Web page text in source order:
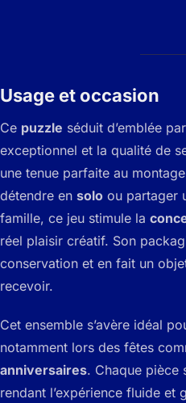
Usage et occasion
Ce puzzle séduit d’emblée
exceptionnel et la qualité de
une tenue parfaite au
détendre en solo ou partager
famille, ce jeu stimule la
réel plaisir créatif. Son
conservation et en fait un
recevoir.
Cet ensemble s’avère idéal
notamment lors des fêtes
anniversaires. Chaque pièce
rendant l’expérience fluide et